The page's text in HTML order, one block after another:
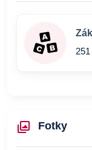
Fotky